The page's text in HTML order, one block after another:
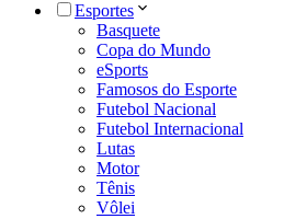
Esportes
Basquete
Copa do Mundo
eSports
Famosos do Esporte
Futebol Nacional
Futebol Internacional
Lutas
Motor
Tênis
Vôlei